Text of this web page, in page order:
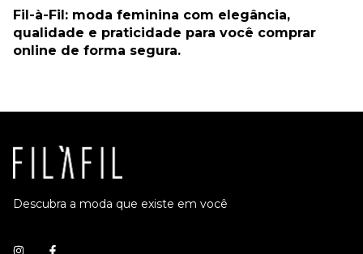
Fil-à-Fil: moda feminina com elegância,
qualidade e praticidade para você comprar
online de forma segura.
Descubra a moda que existe em você